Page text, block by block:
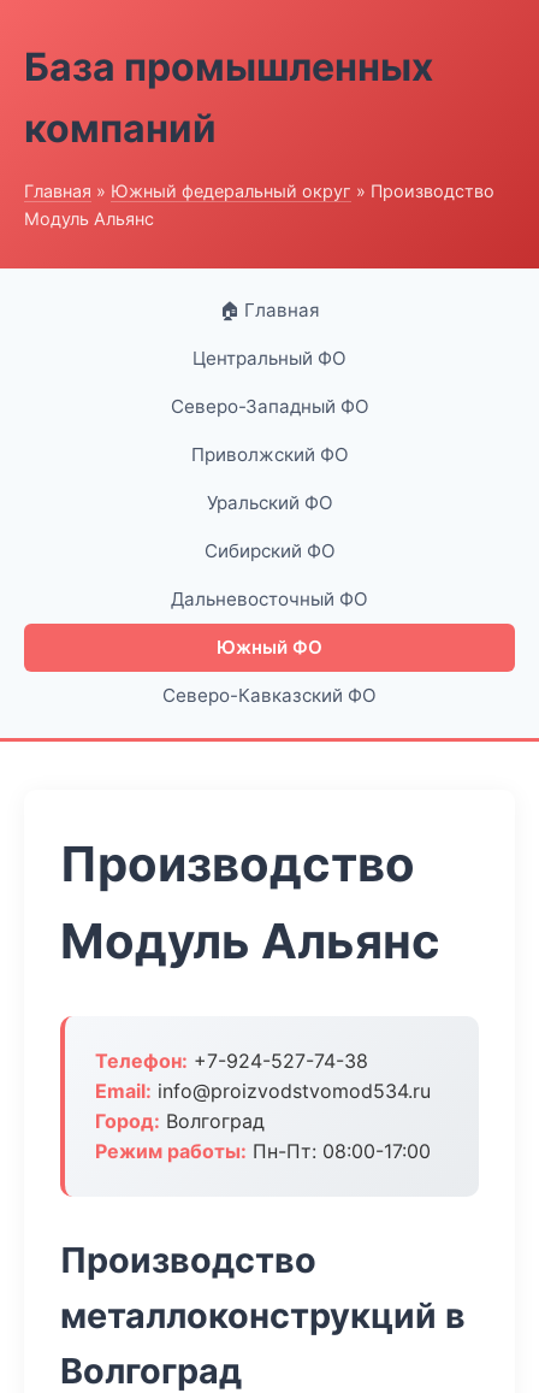
База промышленных
компаний
Главная » Южный федеральный округ » Производство
Модуль Альянс
🏠 Главная
Центральный ФО
Северо-Западный ФО
Приволжский ФО
Уральский ФО
Сибирский ФО
Дальневосточный ФО
Южный ФО
Северо-Кавказский ФО
Производство
Модуль Альянс
Телефон: +7-924-527-74-38
Email: info@proizvodstvomod534.ru
Город: Волгоград
Режим работы: Пн-Пт: 08:00-17:00
Производство
металлоконструкций в
Волгоград